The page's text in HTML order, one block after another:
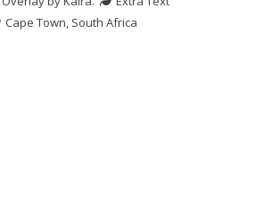
Cape Town, South Africa